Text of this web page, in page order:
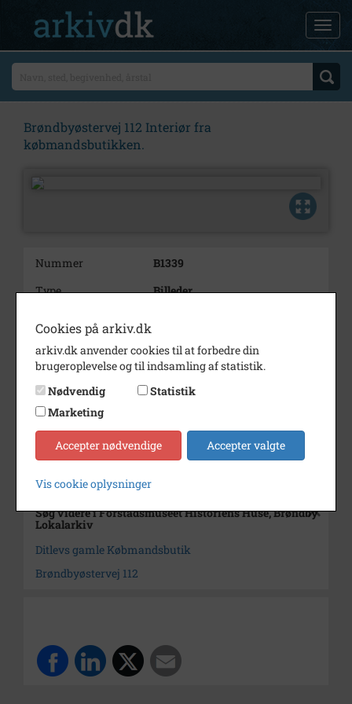
Brøndbyøstervej 112 Interiør fra
købmandsbutikken.
Nummer
B1339
Type
Billeder
Interiør fra købmandsbutikken.
Årstal
Dateringsnote
Fotograf
Ukendt
Arkiv
Forstadsmuseet Historiens
Søg videre i Forstadsmuseet Historiens Huse, Brøndby
Lokalarkiv
Ditlevs gamle Købmandsbutik
Brøndbyøstervej 112
Cookies på arkiv.dk
arkiv.dk anvender cookies til at forbedre din
brugeroplevelse og til indsamling af statistik.
Nødvendig
Statistik
Marketing
Accepter nødvendige Accepter valgte
Vis cookie oplysninger